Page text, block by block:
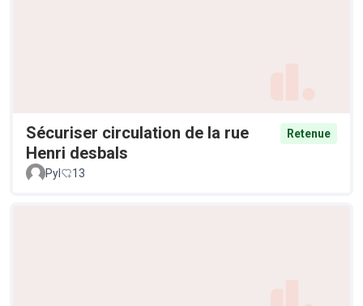
Sécuriser circulation de la rue
Henri desbals
Retenue
Pyl 13